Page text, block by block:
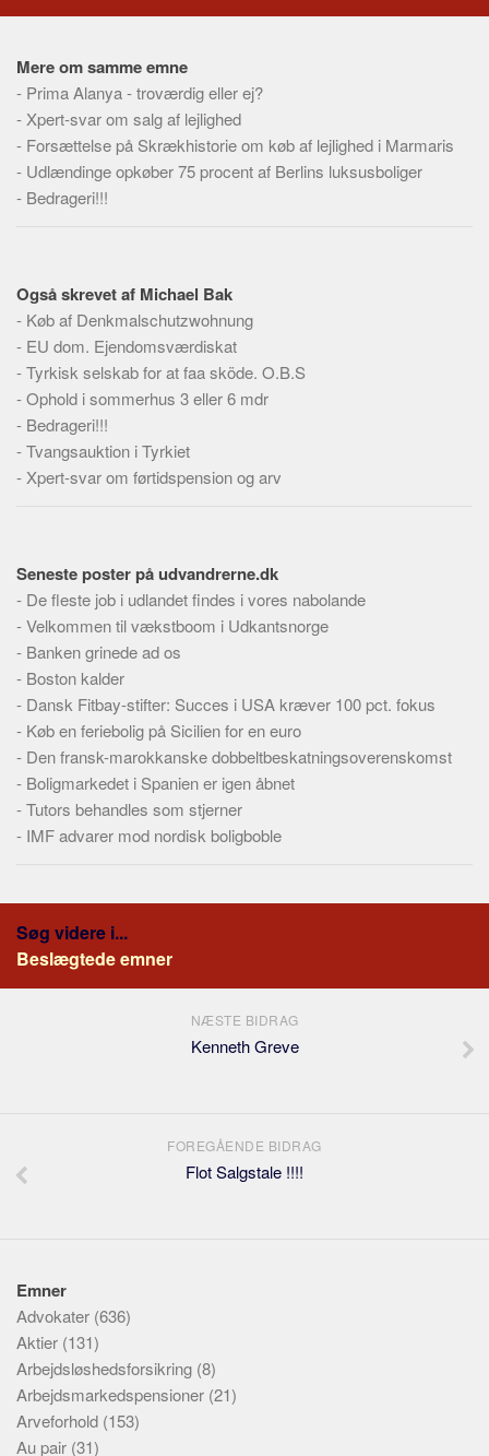
Mere om samme emne
- Prima Alanya - troværdig eller ej?
- Xpert-svar om salg af lejlighed
- Forsættelse på Skrækhistorie om køb af lejlighed i Marmaris
- Udlændinge opkøber 75 procent af Berlins luksusboliger
- Bedrageri!!!
Også skrevet af Michael Bak
- Køb af Denkmalschutzwohnung
- EU dom. Ejendomsværdiskat
-Tyrkisk selskab for at faa sköde. O.B.S
-Ophold i sommerhus 3 eller 6 mdr
- Bedrageri!!!
-Tvangsauktion i Tyrkiet
- Xpert-svar om førtidspension og arv
Seneste poster på udvandrerne.dk
- De fleste job i udlandet findes i vores nabolande
-Velkommen til vækstboom i Udkantsnorge
- Banken grinede ad os
- Boston kalder
- Dansk Fitbay-stifter: Succes i USA kræver 100 pct. fokus
- Køb en feriebolig på Sicilien for en euro
- Den fransk-marokkanske dobbeltbeskatningsoverenskomst
- Boligmarkedet i Spanien er igen åbnet
-Tutors behandles som stjerner
- IMF advarer mod nordisk boligboble
Søg videre i...
Beslægtede emner
NÆSTE BIDRAG
Kenneth Greve
FOREGÅENDE BIDRAG
Flot Salgstale !!!!
Emner
Advokater (636)
Aktier (131)
Arbejdsløshedsforsikring (8)
Arbejdsmarkedspensioner (21)
Arveforhold (153)
Au pair (31)